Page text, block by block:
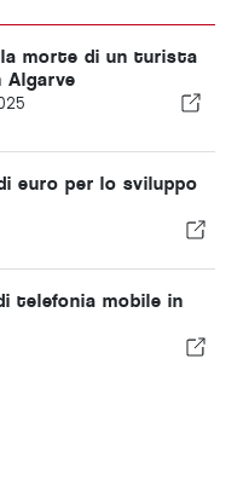
morte di un turista
Algarve
euro per lo sviluppo
telefonia mobile in